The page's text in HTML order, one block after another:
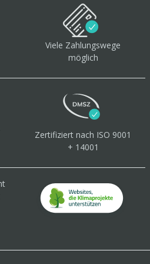
Viele Zahlungswege
möglich
Zertifiziert nach ISO 9001
+ 14001